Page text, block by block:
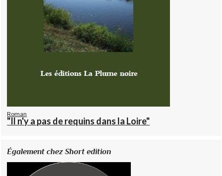
Roman
"Il n'y a pas de requins dans la Loire"
Également chez Short edition